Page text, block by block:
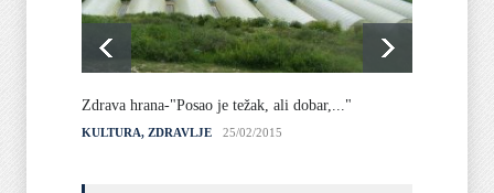
Zdrava hrana-"Posao je težak, ali dobar,..."
KULTURA, ZDRAVLJE 25/02/2015